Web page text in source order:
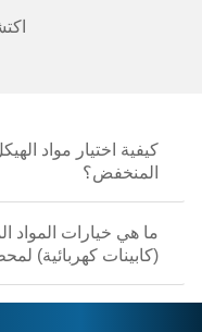
كيفية اختيار مواد
المنخفض؟
ما هي خيارات المواد
(كابينات كهربائية)